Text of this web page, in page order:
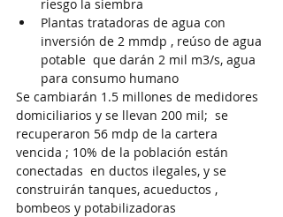
riesgo la siembra
Plantas tratadoras de agua con
inversión de 2 mmdp , reúso de agua
potable  que darán 2 mil m3/s, agua
para consumo humano
Se cambiarán 1.5 millones de medidores
domiciliarios y se llevan 200 mil;  se
recuperaron 56 mdp de la cartera
vencida ; 10% de la población están
conectadas  en ductos ilegales, y se
construirán tanques, acueductos ,
bombeos y potabilizadoras